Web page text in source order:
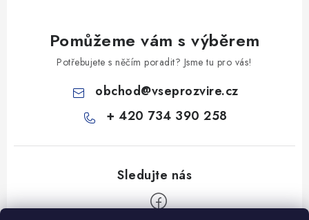
Pomůžeme vám s výběrem
Potřebujete s něčím poradit? Jsme tu pro vás!
obchod@vseprozvire.cz
+ 420 734 390 258